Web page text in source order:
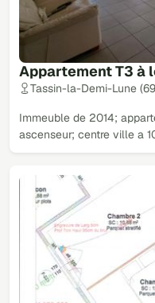
Appartement T3 à
Tassin-la-Demi-Lune
Immeuble de 2014;
ascenseur; centre ville a